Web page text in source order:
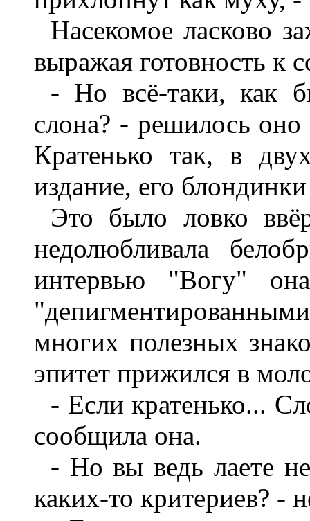
Насекомое ласково
выражая готовность к
- Но всё-таки, как
слона? - решилось оно
Кратенько так, в
издание, его
Это было ловко
недолюбливала
интервью "Вогу"
многих полезных
эпитет прижился в
- Если кратенько...
сообщила она.
- Но вы ведь лаете
каких-то критериев? -